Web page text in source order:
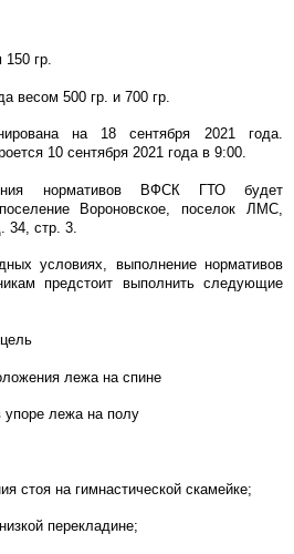
гр.
весом 500 гр. и 700 гр.
на 18 сентября 2021 года.
10 сентября 2021 года в 9:00.
нормативов ВФСК ГТО будет
Вороновское, поселок ЛМС,
34, стр. 3.
условиях, выполнение нормативов
предстоит выполнить следующие
лежа на спине
упоре лежа на полу
стоя на гимнастической скамейке;
перекладине;